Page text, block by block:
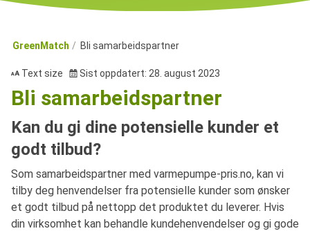
GreenMatch Bli samarbeidspartner
Text size Sist oppdatert: 28. august 2023
Bli samarbeidspartner
Kan du gi dine potensielle kunder et
godt tilbud?
Som samarbeidspartner med varmepumpe-pris.no, kan vi
tilby deg henvendelser fra potensielle kunder som ønsker
et godt tilbud på nettopp det produktet du leverer. Hvis
din virksomhet kan behandle kundehenvendelser og gi gode